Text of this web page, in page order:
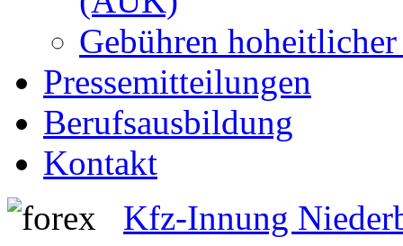
Gebühren
Pressemitteilungen
Berufsausbildung
Kontakt
Kfz-Innung